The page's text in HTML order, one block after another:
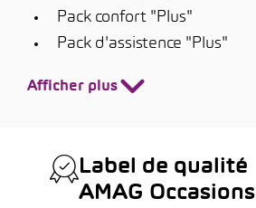
Pack confort "Plus"
Pack d'assistence "Plus"
Afficher plus
Label de qualité
AMAG Occasions